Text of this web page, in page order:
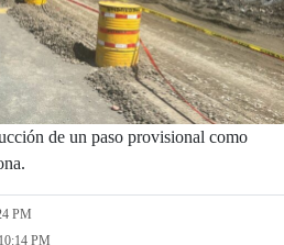
de un paso provisional como
PM
PM